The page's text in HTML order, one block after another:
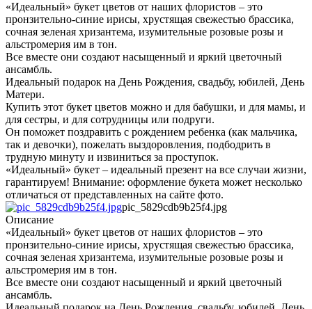
«Идеальный» букет цветов от наших флористов – это
пронзительно-синие ирисы, хрустящая свежестью брассика,
сочная зеленая хризантема, изумительные розовые розы и
альстромерия им в тон.
Все вместе они создают насыщенный и яркий цветочный
ансамбль.
Идеальный подарок на День Рождения, свадьбу, юбилей, День
Матери.
Купить этот букет цветов можно и для бабушки, и для мамы, и
для сестры, и для сотрудницы или подруги.
Он поможет поздравить с рождением ребенка (как мальчика,
так и девочки), пожелать выздоровления, подбодрить в
трудную минуту и извиниться за проступок.
«Идеальный» букет – идеальный презент на все случаи жизни,
гарантируем! Внимание: оформление букета может несколько
отличаться от представленных на сайте фото.
pic_5829cdb9b25f4.jpg
Описание
«Идеальный» букет цветов от наших флористов – это
пронзительно-синие ирисы, хрустящая свежестью брассика,
сочная зеленая хризантема, изумительные розовые розы и
альстромерия им в тон.
Все вместе они создают насыщенный и яркий цветочный
ансамбль.